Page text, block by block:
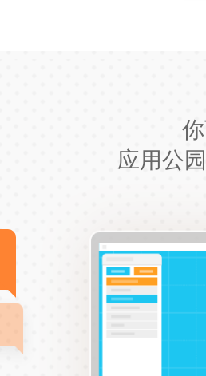
应用公